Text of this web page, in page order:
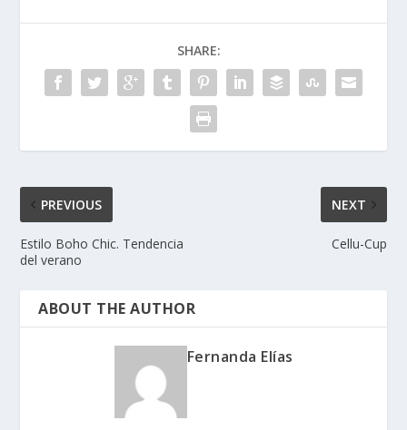
SHARE:
PREVIOUS
Estilo Boho Chic. Tendencia
del verano
NEXT
Cellu-Cup
ABOUT THE AUTHOR
Fernanda Elías